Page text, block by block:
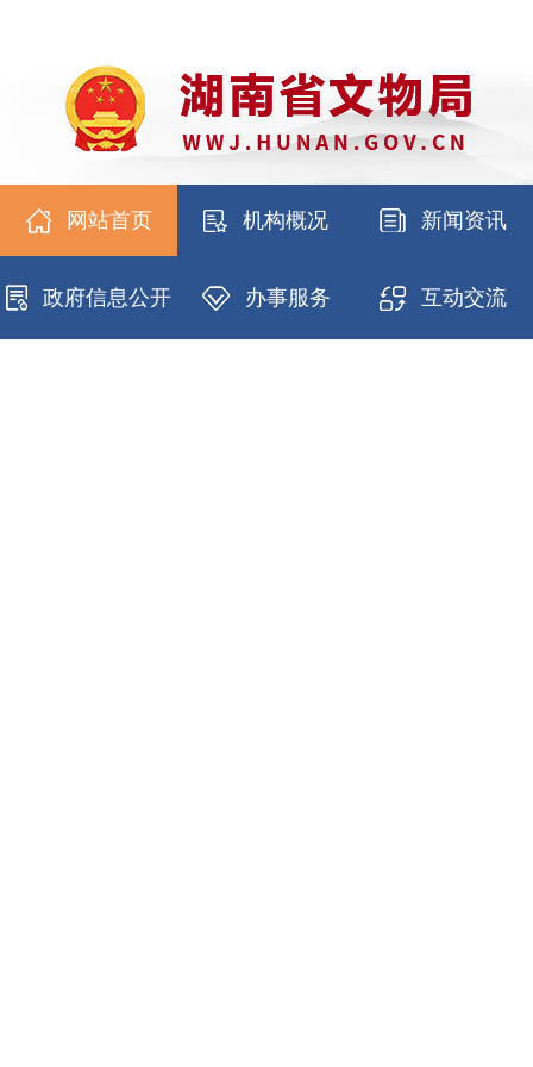
网站首页 机构概况 新闻资讯
政府信息公开 办事服务 互动交流